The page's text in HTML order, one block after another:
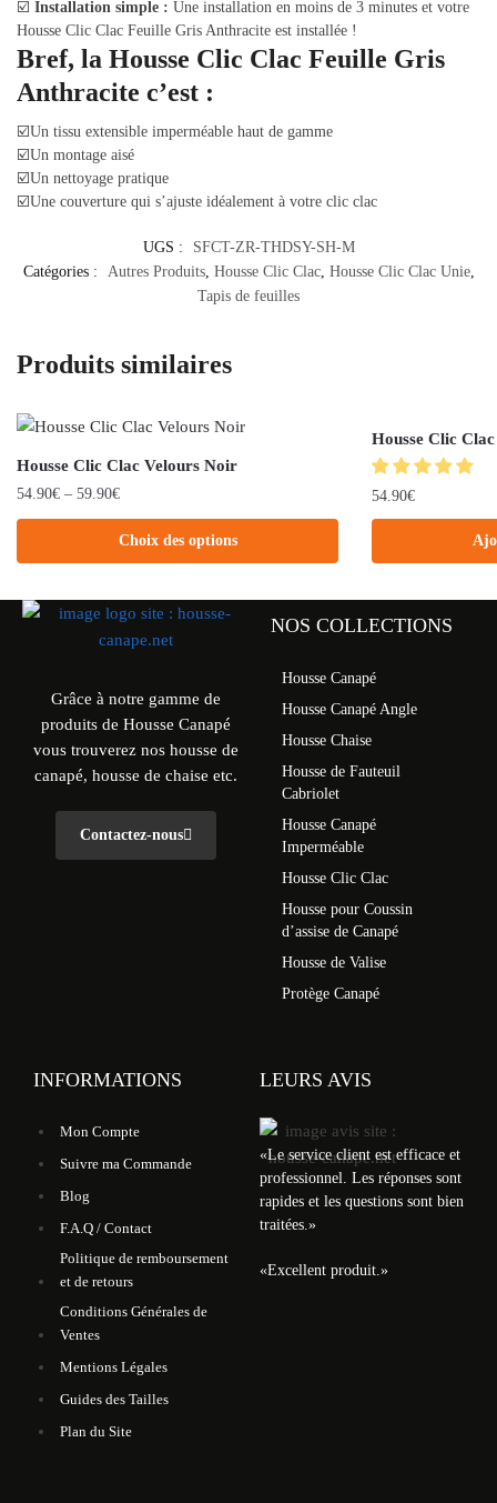
☑️ Installation simple : Une installation en moins de 3 minutes et votre
Housse Clic Clac Feuille Gris Anthracite est installée !
Bref, la Housse Clic Clac Feuille Gris
Anthracite c’est :
☑️Un tissu extensible imperméable haut de gamme
☑️Un montage aisé
☑️Un nettoyage pratique
☑️Une couverture qui s’ajuste idéalement à votre clic clac
UGS :
SFCT-ZR-THDSY-SH-M
Catégories :
Autres Produits, Housse Clic Clac, Housse Clic Clac Unie,
Tapis de feuilles
Produits similaires
Housse Clic Clac Velours Noir
54.90€ – 59.90€
Choix des options
Housse Clic
54.90€
Grâce à notre gamme de
produits de Housse Canapé
vous trouverez nos housse de
canapé, housse de chaise etc.
Contactez-nous
NOS COLLECTIONS
Housse Canapé
Housse Canapé Angle
Housse Chaise
Housse de Fauteuil
Cabriolet
Housse Canapé
Imperméable
Housse Clic Clac
Housse pour Coussin
d’assise de Canapé
Housse de Valise
Protège Canapé
INFORMATIONS
Mon Compte
Suivre ma Commande
Blog
F.A.Q / Contact
Politique de remboursement
et de retours
Conditions Générales de
Ventes
Mentions Légales
Guides des Tailles
Plan du Site
LEURS AVIS
«Le service client est efficace et
professionnel. Les réponses sont
rapides et les questions sont bien
traitées.»
«Excellent produit.»